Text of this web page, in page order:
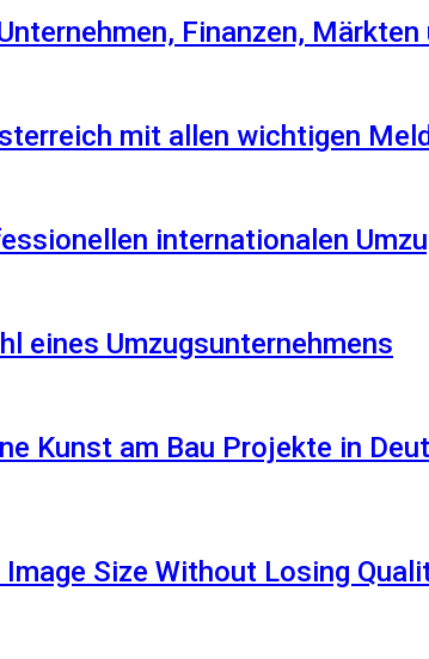
Finanzen,
mit allen wichtigen
internationalen
eines Umzugsunternehmens
Kunst am Bau Projekte in
Size Without Losing